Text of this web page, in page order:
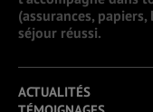
(assurances,
séjour réussi.
ACTUALITÉS